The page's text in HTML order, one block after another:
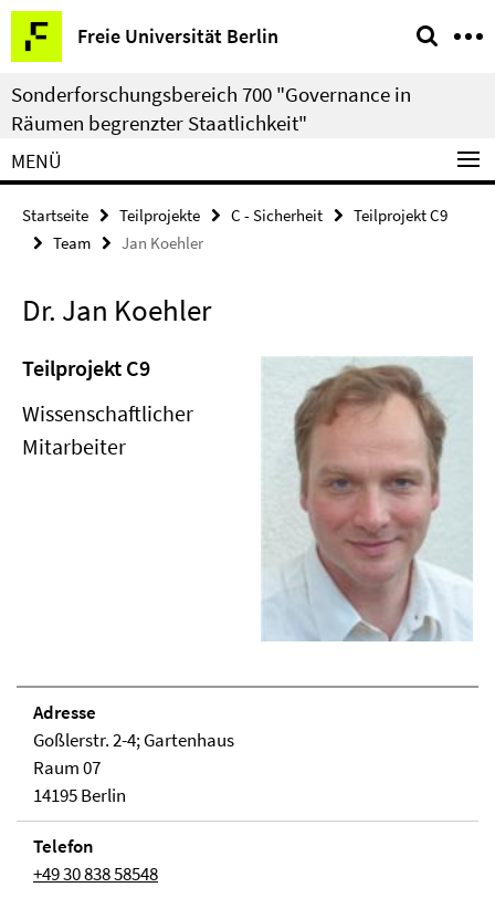
Springe
direkt
zu
Inhalt
Freie Universität Berlin
Service-
Navigation
Sonderforschungsbereich 700 "Governance in
Räumen begrenzter Staatlichkeit"
MENÜ
Startseite Teilprojekte C - Sicherheit
Teilprojekt C9
Team
Jan Koehler
Dr. Jan Koehler
Teilprojekt C9
Wissenschaftlicher
Mitarbeiter
Adresse
Goßlerstr. 2-4; Gartenhaus
Raum 07
14195 Berlin
Telefon
+49 30 838 58548